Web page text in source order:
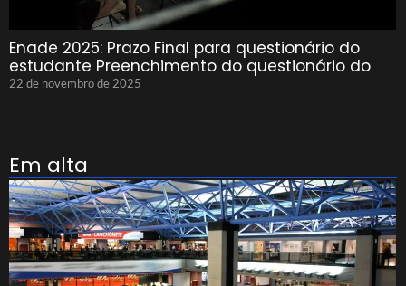
Enade 2025: Prazo Final para questionário do
estudante Preenchimento do questionário do
22 de novembro de 2025
Em alta